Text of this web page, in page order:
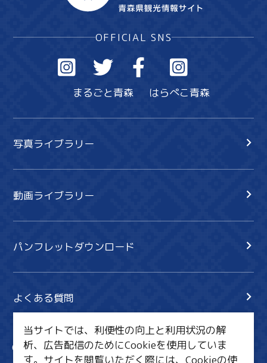
OFFICIAL SNS
まるごと青森 はらぺこ青森
写真ライブラリー
動画ライブラリー
パンフレットダウンロード
よくある質問
サイト内検索 共有
当サイトでは、利便性の向上と利用状況の解
析、広告配信のためにCookieを使用していま
す。サイトを閲覧いただく際には、Cookieの使